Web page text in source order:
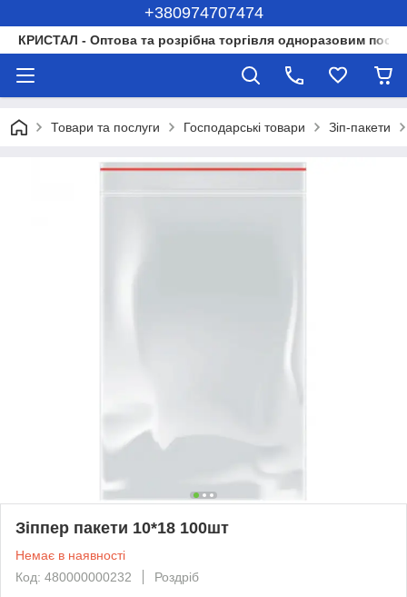
+380974707474
КРИСТАЛ - Оптова та розрібна торгівля одноразовим
Товари та послуги Господарські товари Зіп-пакети
Зіппер пакети 10*18 100шт
Немає в наявності
Код: 480000000232
Роздріб